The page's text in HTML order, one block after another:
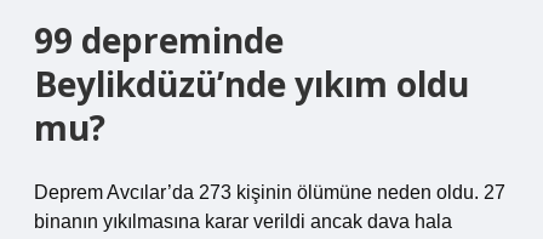
99 depreminde
Beylikdüzü’nde yıkım oldu
mu?
Deprem Avcılar’da 273 kişinin ölümüne neden oldu. 27
binanın yıkılmasına karar verildi ancak dava hala